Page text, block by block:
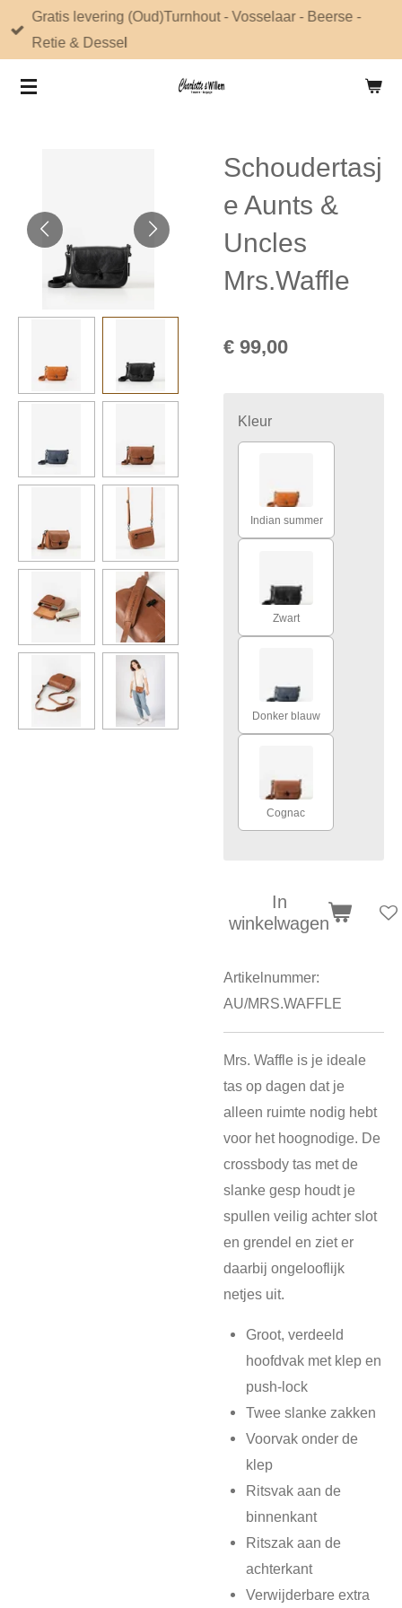
direct
de
Gratis levering (Oud)Turnhout - Vosselaar - Beerse -
Retie & Dessel
Schoudertasj
e Aunts &
Uncles
Mrs.Waffle
€ 99,00
Kleur
Indian summer
Zwart
Donker blauw
Cognac
In
winkelwagen
Artikelnummer:
AU/MRS.WAFFLE
Mrs. Waffle is je ideale
tas op dagen dat je
alleen ruimte nodig hebt
voor het hoognodige. De
crossbody tas met de
slanke gesp houdt je
spullen veilig achter slot
en grendel en ziet er
daarbij ongelooflijk
netjes uit.
Groot, verdeeld
hoofdvak met klep en
push-lock
Twee slanke zakken
Voorvak onder de
klep
Ritsvak aan de
binnenkant
Ritszak aan de
achterkant
Verwijderbare extra